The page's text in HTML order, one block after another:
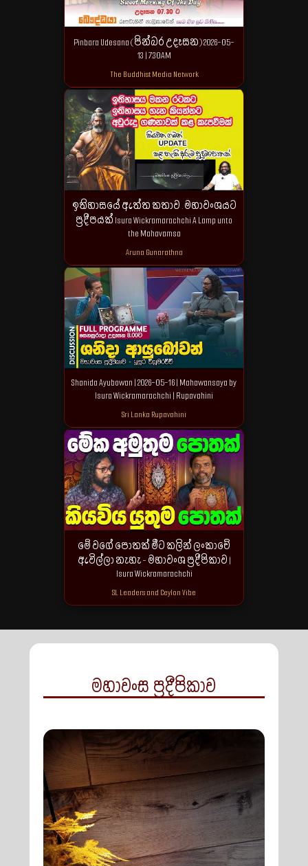
Pinbara Udesana (පින්බර උදෑසන) 2026-05-
13 | 7.30AM
The Buddhist Media Network
ඉතිහාසයේ ඇත්ත කතාව . මහාවංශයට
ප්‍රදීපයක් Isura Wickramarachchi A Lamp unto
the Mahavamsa
Aruna Gunarathna
Shanida Ayubowan | 2026-05-16 | Mahawansaya by
Isura Wickramarachchi | Rupavahini
Sri Lanka Rupavahini
මේ වගේ පොතක් මීට කලින් ලංකාවේ
ඇවිල්ලා නැහැ - මහාවංශ ප්‍රදීපිකාව |
Isura Wickramarachchi
SL Leaders and Ceylon Vibe
මහාවංස ප්‍රදීපිකාව